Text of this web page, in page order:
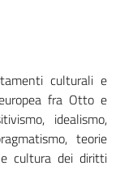
culturali e
fra Otto e
idealismo,
teorie
e cultura dei diritti